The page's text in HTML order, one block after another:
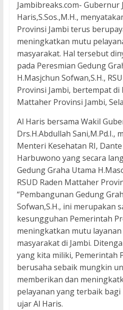
Jambibreaks.com- Gubernur
Haris,S.Sos.,M.H.,
Provinsi Jambi terus
meningkatkan mutu
masyarakat. Hal tersebut
pada Peresmian Gedung
H.Masjchun Sofwan,S.H.,
Provinsi Jambi, bertempat di
Mattaher Provinsi Jambi,
Al Haris bersama Wakil
Drs.H.Abdullah Sani,M.Pd.I.,
Menteri Kesehatan RI,
Harbuwono yang secara
Gedung Graha Utama
RSUD Raden Mattaher
“Pembangunan Gedung
Sofwan,S.H., ini merupakan
kesungguhan Pemerintah
meningkatkan mutu
masyarakat di Jambi.
yang kita miliki, Pemerintah
berusaha sebaik mungkin
memberikan dan
pelayanan yang terbaik bagi
ujar Al Haris.